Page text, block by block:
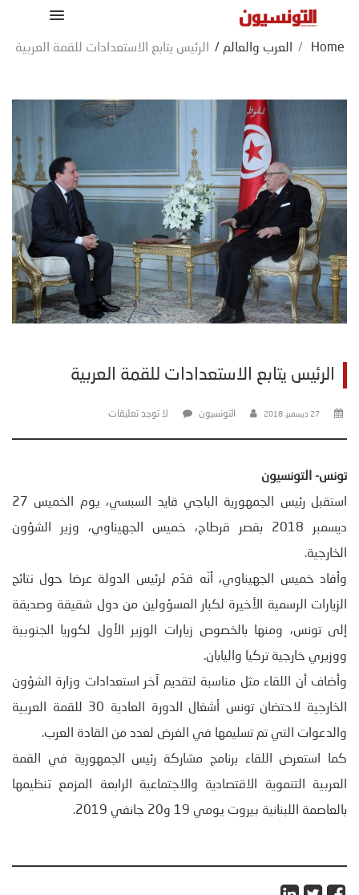
Home
/ العرب والعالم / الرئيس يتابع الاستعدادات للقمة العربية
الرئيس يتابع الاستعدادات للقمة العربية
27 ديسمبر، 2018 التونسيون لا توجد تعليقات
تونس- التونسيون
استقبل رئيس الجمهورية الباجي قايد السبسي، يوم الخميس 27
ديسمبر 2018 بقصر قرطاج، خميس الجهيناوي، وزير الشؤون
الخارجية.
وأفاد خميس الجهيناوي، أنّه قدّم لرئيس الدولة عرضا حول نتائج
الزيارات الرسمية الأخيرة لكبار المسؤولين من دول شقيقة وصديقة
إلى تونس، ومنها بالخصوص زيارات الوزير الأول لكوريا الجنوبية
ووزيري خارجية تركيا واليابان.
وأضاف أن اللقاء مثل مناسبة لتقديم آخر استعدادات وزارة الشؤون
الخارجية لاحتضان تونس أشغال الدورة العادية 30 للقمة العربية
والدعوات التي تم تسليمها في الغرض لعدد من القادة العرب.
كما استعرض اللقاء برنامج مشاركة رئيس الجمهورية في القمة
العربية التنموية الاقتصادية والاجتماعية الرابعة المزمع تنظيمها
بالعاصمة اللبنانية بيروت يومي 19 و20 جانفي 2019.